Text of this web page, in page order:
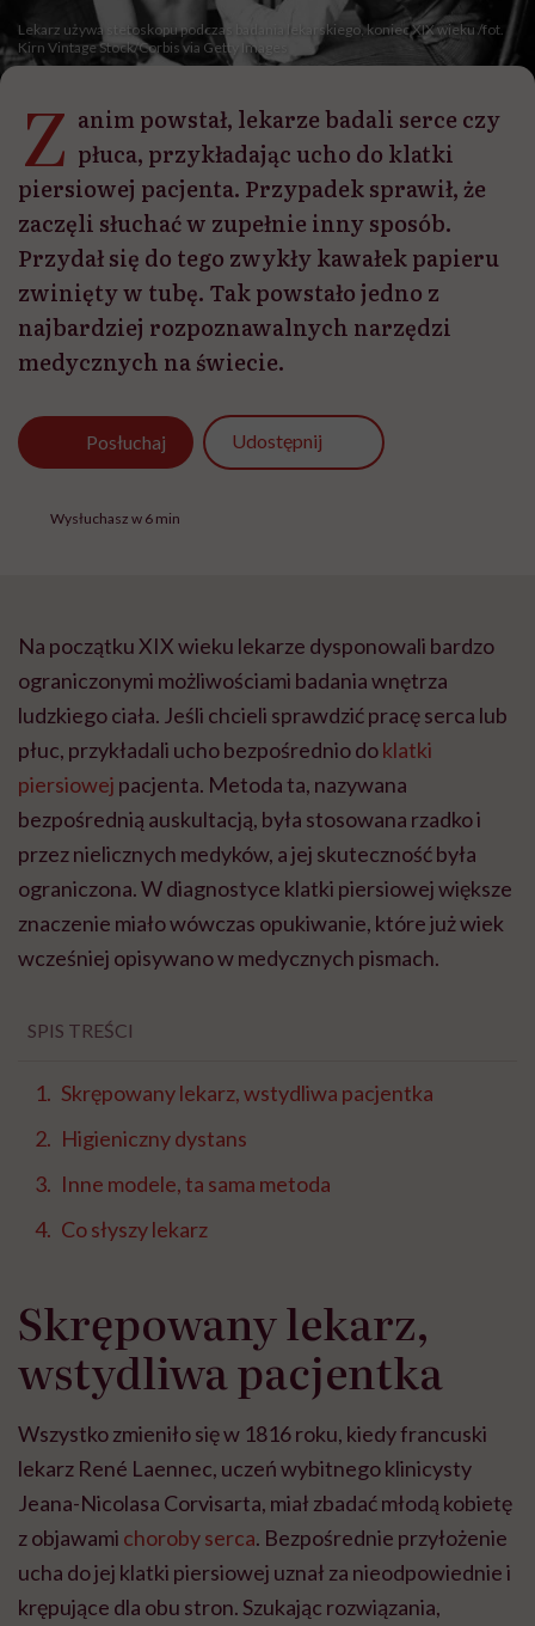
Lekarz używa stetoskopu podczas badania lekarskiego, koniec XIX wieku /fot.
Kirn Vintage Stock/Corbis via Getty Images
Z anim powstał, lekarze badali serce czy
płuca, przykładając ucho do klatki
piersiowej pacjenta. Przypadek sprawił, że
zaczęli słuchać w zupełnie inny sposób.
Przydał się do tego zwykły kawałek papieru
zwinięty w tubę. Tak powstało jedno z
najbardziej rozpoznawalnych narzędzi
medycznych na świecie.
Posłuchaj Udostępnij
Wysłuchasz w 6 min
Na początku XIX wieku lekarze dysponowali bardzo
ograniczonymi możliwościami badania wnętrza
ludzkiego ciała. Jeśli chcieli sprawdzić pracę serca lub
płuc, przykładali ucho bezpośrednio doklatki
piersiowej pacjenta. Metoda ta, nazywana
bezpośrednią auskultacją, była stosowana rzadko i
przez nielicznych medyków, a jej skuteczność była
ograniczona. W diagnostyce klatki piersiowej większe
znaczenie miało wówczas opukiwanie, które już wiek
wcześniej opisywano w medycznych pismach.
SPIS TREŚCI
Skrępowany lekarz, wstydliwa pacjentka
Higieniczny dystans
Inne modele, ta sama metoda
Co słyszy lekarz
Skrępowany lekarz,
wstydliwa pacjentka
Wszystko zmieniło się w 1816 roku, kiedy francuski
lekarz René Laennec, uczeń wybitnego klinicysty
Jeana-Nicolasa Corvisarta, miał zbadać młodą kobietę
z objawami choroby serca. Bezpośrednie przyłożenie
ucha do jej klatki piersiowej uznał za nieodpowiednie i
krępujące dla obu stron. Szukając rozwiązania,